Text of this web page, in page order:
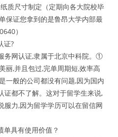
质尺寸制定（定期向各大院校毕
保证您拿到的是鲁昂大学内部最
）
证?
务网认证,隶属于北京中科院。①
丽,并且包过,完单周期短,效率高
一般的公司都没有问题,因为国内
证都不了解。这对于留学生来说,
服力,因为留学学历可以在留信网
单具有使用价值？